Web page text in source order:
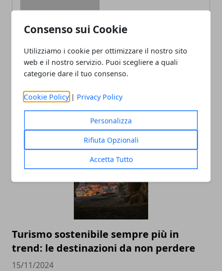
Consenso sui Cookie
Utilizziamo i cookie per ottimizzare il nostro sito
web e il nostro servizio. Puoi scegliere a quali
categorie dare il tuo consenso.
Cookie Policy | Privacy Policy
Personalizza
Rifiuta Opzionali
Accetta Tutto
Redazione
Turismo sostenibile sempre più in
trend: le destinazioni da non perdere
15/11/2024